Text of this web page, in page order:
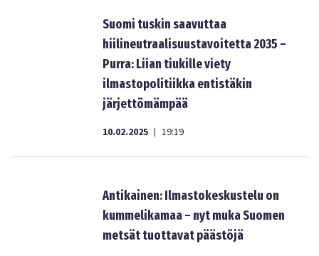
Suomi tuskin saavuttaa
hiilineutraalisuustavoitetta 2035 –
Purra: Liian tiukille viety
ilmastopolitiikka entistäkin
järjettömämpää
10.02.2025 | 19:19
Antikainen: Ilmastokeskustelu on
kummelikamaa – nyt muka Suomen
metsät tuottavat päästöjä